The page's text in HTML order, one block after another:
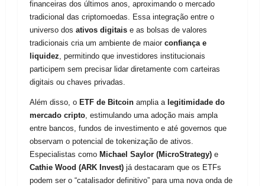
financeiras dos últimos anos, aproximando o mercado
tradicional das criptomoedas. Essa integração entre o
universo dos ativos digitais e as bolsas de valores
tradicionais cria um ambiente de maior confiança e
liquidez, permitindo que investidores institucionais
participem sem precisar lidar diretamente com carteiras
digitais ou chaves privadas.
Além disso, o ETF de Bitcoin amplia a legitimidade do
mercado cripto, estimulando uma adoção mais ampla
entre bancos, fundos de investimento e até governos que
observam o potencial de tokenização de ativos.
Especialistas como Michael Saylor (MicroStrategy) e
Cathie Wood (ARK Invest) já destacaram que os ETFs
podem ser o “catalisador definitivo” para uma nova onda de